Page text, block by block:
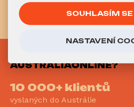
Neváhej!
REGISTRUJ SE DO PROGRAMU
AUSTRALIAONLINE?
10 000+ klientů
vyslaných do Austrálie
SOUHLASÍM
NASTAVENÍ